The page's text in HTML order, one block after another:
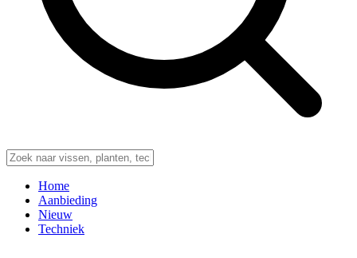
Home
Aanbieding
Nieuw
Techniek